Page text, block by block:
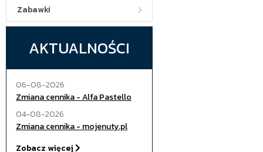
Zabawki
AKTUALNOŚCI
06-08-2026
Zmiana cennika - Alfa Pastello
04-08-2026
Zmiana cennika - mojenuty.pl
Zobacz więcej